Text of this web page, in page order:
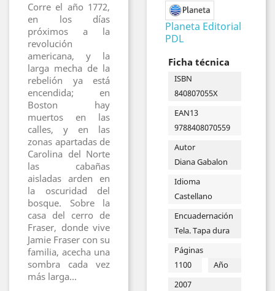
Corre el año 1772,
en los días
próximos a la
revolución
americana, y la
larga mecha de la
rebelión ya está
encendida; en
Boston hay
muertos en las
calles, y en las
zonas apartadas de
Carolina del Norte
las cabañas
aisladas arden en
la oscuridad del
bosque. Sobre la
casa del cerro de
Fraser, donde vive
Jamie Fraser con su
familia, acecha una
sombra cada vez
más larga...
Planeta Editorial
PDL
Ficha técnica
ISBN
840807055X
EAN13
9788408070559
Autor
Diana Gabalon
Idioma
Castellano
Encuadernación
Tela. Tapa dura
Páginas
1100
Año
2007